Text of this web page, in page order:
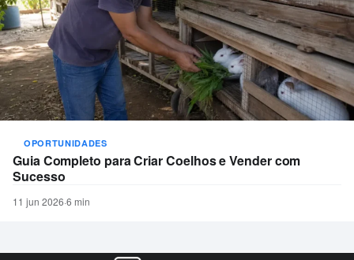
OPORTUNIDADES
Guia Completo para Criar Coelhos e Vender com
Sucesso
11 jun 2026·6 min